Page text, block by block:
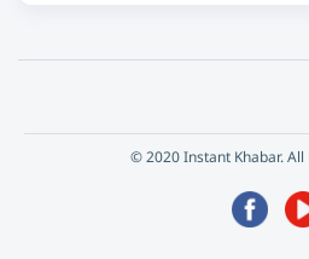
© 2020 Instant Khabar. All